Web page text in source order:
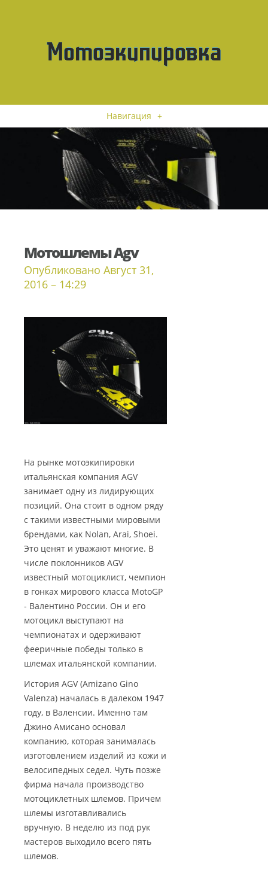
Навигация +
Мотошлемы Agv
Опубликовано Август 31,
2016 – 14:29
На рынке мотоэкипировки
итальянская компания AGV
занимает одну из лидирующих
позиций. Она стоит в одном ряду
с такими известными мировыми
брендами, как Nolan, Arai, Shoei.
Это ценят и уважают многие. В
числе поклонников AGV
известный мотоциклист, чемпион
в гонках мирового класса MotoGP
- Валентино России. Он и его
мотоцикл выступают на
чемпионатах и одерживают
фееричные победы только в
шлемах итальянской компании.
История AGV (Amizano Gino
Valenza) началась в далеком 1947
году, в Валенсии. Именно там
Джино Амисано основал
компанию, которая занималась
изготовлением изделий из кожи и
велосипедных седел. Чуть позже
фирма начала производство
мотоциклетных шлемов. Причем
шлемы изготавливались
вручную. В неделю из под рук
мастеров выходило всего пять
шлемов.